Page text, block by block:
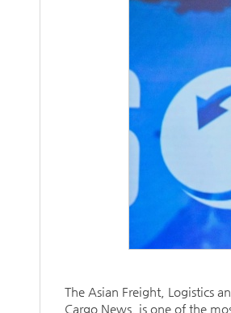
The Asian Freight, Logistics
Cargo News, is one of the